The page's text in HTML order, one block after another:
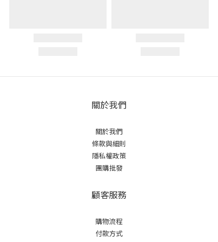
關於我們
關於我們
條款與細則
隱私權政策
團購批發
顧客服務
購物流程
付款方式